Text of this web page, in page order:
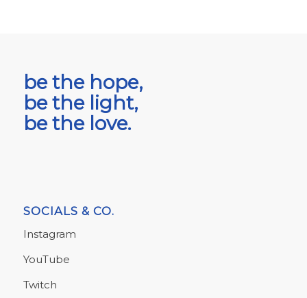
be the hope,
be the light,
be the love.
SOCIALS & CO.
Instagram
YouTube
Twitch